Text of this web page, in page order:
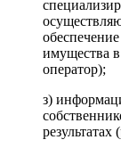
имущества
оператор);
з)